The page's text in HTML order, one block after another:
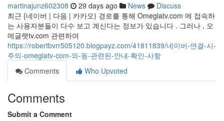
martinajunz602308 29 days ago News
Discuss
최근 {네이버 | 다음 | 카카오) 경로를 통해 Omeglatv.com 에 접속하
는 사용자분들이 다수 보고 계신다는 정보가 있습니다 . 그러나 , 오
메글랫tv.com 관련하여
https://robertbvrr505120.blogpayz.com/41811839/네이버-연결-시-
주의-omeglatv-com-와-동-관련된-안내-확인-사항
Comments
Who Upvoted
Comments
Submit a Comment